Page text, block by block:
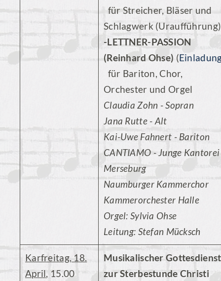
für Streicher, Bläser und
Schlagwerk (Uraufführung)
-LETTNER-PASSION
(Reinhard Ohse) (
für Bariton, Chor,
Orchester und Orgel
Claudia Zohn - Sopran
Jana Rutte - Alt
Kai-Uwe Fahnert - Bariton
CANTIAMO - Junge Kantorei
Merseburg
Naumburger Kammerchor
Kammerorchester Halle
Orgel: Sylvia Ohse
Leitung: Stefan Mücksch
Karfreitag, 18.
April, 15.00
Musikalischer Gottesdienst
zur Sterbestunde Christi